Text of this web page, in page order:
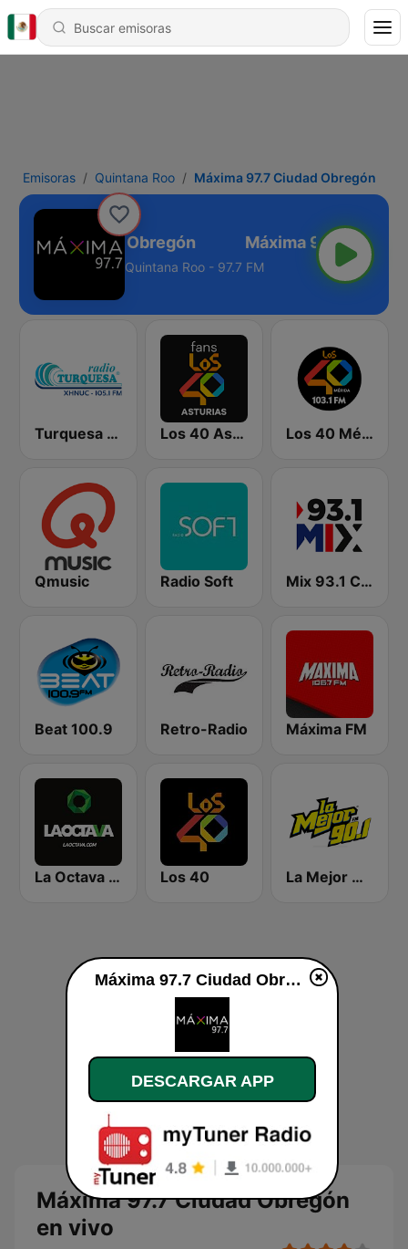
Emisoras Quintana Roo Máxima 97.7 Ciudad Obregón
97.7 Ciudad Obregón
Quintana Roo - 97.7 FM
Turquesa FM Cancún Los 40 Asturias Los 40 Mérida
Qmusic Radio Soft Mix 93.1 Cancún
Beat 100.9 Retro-Radio Máxima FM
La Octava 88.1 FM Los 40 La Mejor Mérida
Máxima 97.7 Ciudad Obregón
en vivo
Máxima 97.7 Ciudad Obregón en vivo
DESCARGAR APP